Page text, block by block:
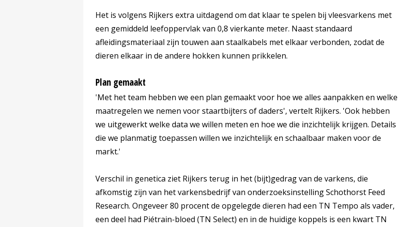
Het is volgens Rijkers extra uitdagend om dat klaar te spelen bij vleesvarkens met
een gemiddeld leefoppervlak van 0,8 vierkante meter. Naast standaard
afleidingsmateriaal zijn touwen aan staalkabels met elkaar verbonden, zodat de
dieren elkaar in de andere hokken kunnen prikkelen.
Plan gemaakt
'Met het team hebben we een plan gemaakt voor hoe we alles aanpakken en welke
maatregelen we nemen voor staartbijters of daders', vertelt Rijkers. 'Ook hebben
we uitgewerkt welke data we willen meten en hoe we die inzichtelijk krijgen. Details
die we planmatig toepassen willen we inzichtelijk en schaalbaar maken voor de
markt.'
Verschil in genetica ziet Rijkers terug in het (bijt)gedrag van de varkens, die
afkomstig zijn van het varkensbedrijf van onderzoeksinstelling Schothorst Feed
Research. Ongeveer 80 procent de opgelegde dieren had een TN Tempo als vader,
een deel had Piétrain-bloed (TN Select) en in de huidige koppels is een kwart TN